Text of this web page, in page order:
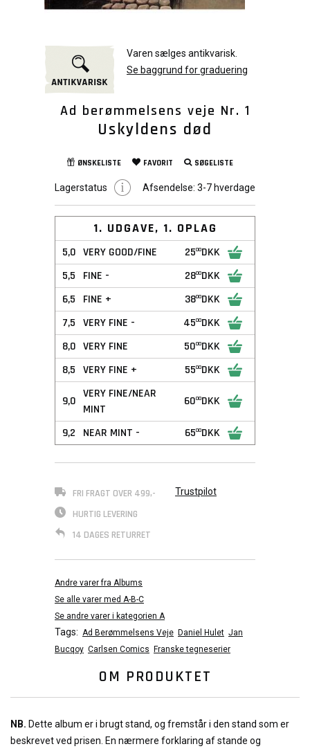
Varen sælges antikvarisk.
Se baggrund for graduering
Ad berømmelsens veje Nr. 1
Uskyldens død
ØNSKELISTE FAVORIT SØGELISTE
Lagerstatus Afsendelse: 3-7 hverdage
1. UDGAVE, 1. OPLAG
5,0 VERY GOOD/FINE 2500DKK
5,5
FINE - 2800DKK
6,5
FINE + 3800DKK
7,5 VERY FINE - 4500DKK
8,0 VERY FINE 5000DKK
8,5 VERY FINE + 5500DKK
9,0
VERY FINE/NEAR
MINT
6000DKK
9,2 NEAR MINT - 6500DKK
FRI FRAGT OVER 499,-
HURTIG LEVERING
14 DAGES RETURRET
Trustpilot
Andre varer fra Albums
Se alle varer med A-B-C
Se andre varer i kategorien A
Tags: Ad Berømmelsens Veje Daniel Hulet Jan
Bucqoy Carlsen Comics Franske tegneserier
OM PRODUKTET
NB. Dette album er i brugt stand, og fremstår i den stand som er
beskrevet ved prisen. En nærmere forklaring af stande og